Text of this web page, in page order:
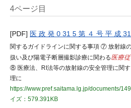
4ページ目
[PDF] 医 政 発 0 31 5 第 ４ 号 平 成
関するガイドラインに関する事項 ⑦ 放射線
扱い及び陽電子断層撮影診療に関わる医療
⑧ 医療法、RI法等の放射線の安全管理に関
理に
https://www.pref.saitama.lg.jp/documents/
イズ：579.391KB